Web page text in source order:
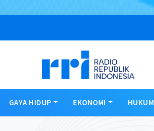
GAYA HIDUP EKONOMI HUKUM